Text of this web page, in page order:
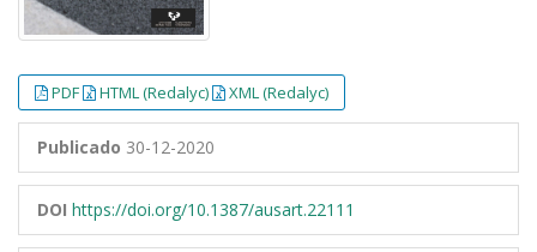
PDF HTML (Redalyc) XML (Redalyc)
Publicado 30-12-2020
DOI https://doi.org/10.1387/ausart.22111